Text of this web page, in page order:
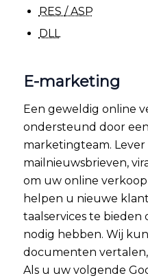
RES / ASP
DLL
E-marketing
Een geweldig online
ondersteund door
marketingteam. Lever
mailnieuwsbrieven,
om uw online
helpen u nieuwe
taalservices te
nodig hebben. Wij
documenten vertalen,
Als u uw volgende